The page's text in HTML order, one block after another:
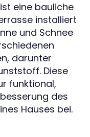
eine bauliche
installiert
und Schnee
darunter
Diese
funktional,
des
Hauses bei.